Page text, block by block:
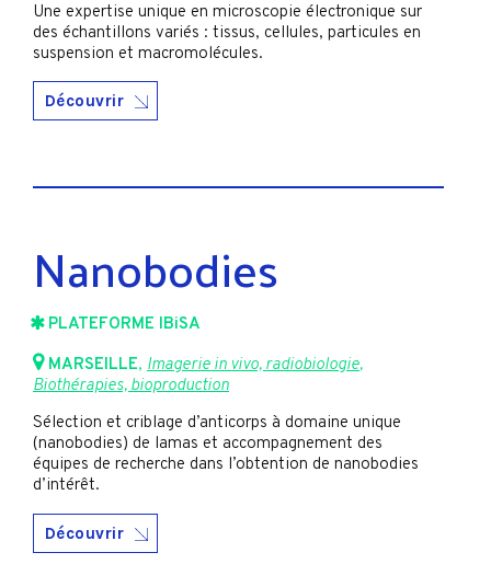
Une expertise unique en microscopie électronique sur
des échantillons variés : tissus, cellules, particules en
suspension et macromolécules.
Découvrir
Nanobodies
PLATEFORME IBiSA
MARSEILLE, Imagerie in vivo, radiobiologie,
Biothérapies, bioproduction
Sélection et criblage d’anticorps à domaine unique
(nanobodies) de lamas et accompagnement des
équipes de recherche dans l’obtention de nanobodies
d’intérêt.
Découvrir